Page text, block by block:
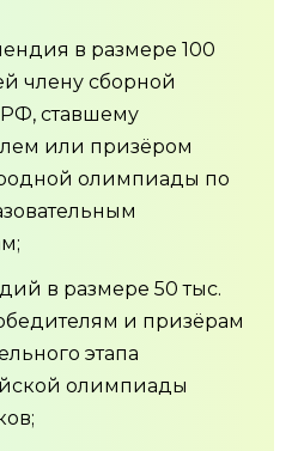
в размере 100
члену сборной
ставшему
или призёром
олимпиады по
в размере 50 тыс.
и призёрам
этапа
олимпиады